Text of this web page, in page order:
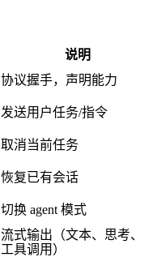
说明
协议握手，声明能力
发送用户任务/指令
取消当前任务
恢复已有会话
切换 agent 模式
流式输出（文本、思考、
工具调用）